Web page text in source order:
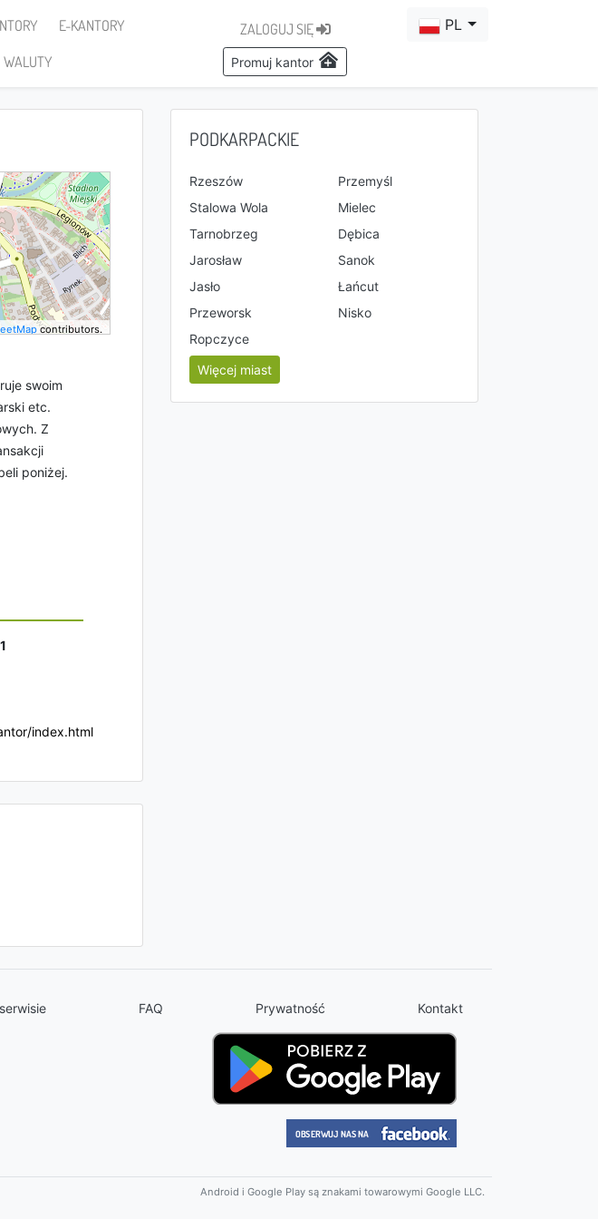
E-KANTORY
WALUTY
ZALOGUJ SIĘ
Promuj kantor
PL
contributors.
swoim
etc.
Z
poniżej.
index.html
PODKARPACKIE
Rzeszów
Przemyśl
Stalowa Wola
Mielec
Tarnobrzeg
Dębica
Jarosław
Sanok
Jasło
Łańcut
Przeworsk
Nisko
Ropczyce
Więcej miast
FAQ Prywatność Kontakt
Android i Google Play są znakami towarowymi Google LLC.